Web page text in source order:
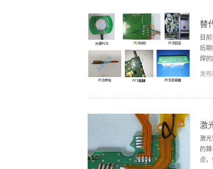
光
烙
设
替
目
后
焊
格
着
如
发布
激
激
的
点